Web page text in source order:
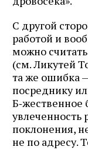
С другой
работой и
можно
(см. Ликутей
та же ошибка
посреднику
Б‑жественное
увлеченность
поклонения,
не по адресу.